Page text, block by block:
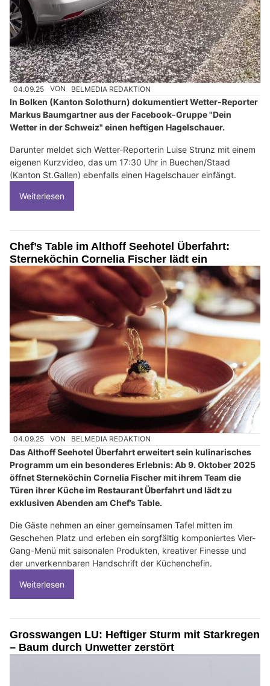
04.09.25 VON BELMEDIA REDAKTION
In Bolken (Kanton Solothurn) dokumentiert Wetter-Reporter
Markus Baumgartner aus der Facebook-Gruppe "Dein
Wetter in der Schweiz" einen heftigen Hagelschauer.
Darunter meldet sich Wetter-Reporterin Luise Strunz mit einem
eigenen Kurzvideo, das um 17:30 Uhr in Buechen/Staad
(Kanton St.Gallen) ebenfalls einen Hagelschauer einfängt.
Weiterlesen
Chef’s Table im Althoff Seehotel Überfahrt:
Sterneköchin Cornelia Fischer lädt ein
04.09.25 VON BELMEDIA REDAKTION
Das Althoff Seehotel Überfahrt erweitert sein kulinarisches
Programm um ein besonderes Erlebnis: Ab 9. Oktober 2025
öffnet Sterneköchin Cornelia Fischer mit ihrem Team die
Türen ihrer Küche im Restaurant Überfahrt und lädt zu
exklusiven Abenden am Chef’s Table.
Die Gäste nehmen an einer gemeinsamen Tafel mitten im
Geschehen Platz und erleben ein sorgfältig komponiertes Vier-
Gang-Menü mit saisonalen Produkten, kreativer Finesse und
der unverkennbaren Handschrift der Küchenchefin.
Weiterlesen
Grosswangen LU: Heftiger Sturm mit Starkregen
– Baum durch Unwetter zerstört